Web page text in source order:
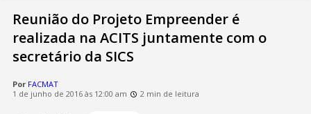
Reunião do Projeto Empreender é
realizada na ACITS juntamente com o
secretário da SICS
Por FACMAT
1 de junho de 2016 às 12:00 am
2 min de leitura